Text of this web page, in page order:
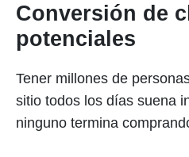
Conversión de
potenciales
Tener millones de
sitio todos los días suena
ninguno termina